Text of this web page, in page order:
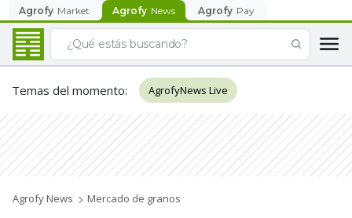
Agrofy Market Agrofy News Agrofy Pay
Temas del momento: AgrofyNews Live
Agrofy News Mercado de granos